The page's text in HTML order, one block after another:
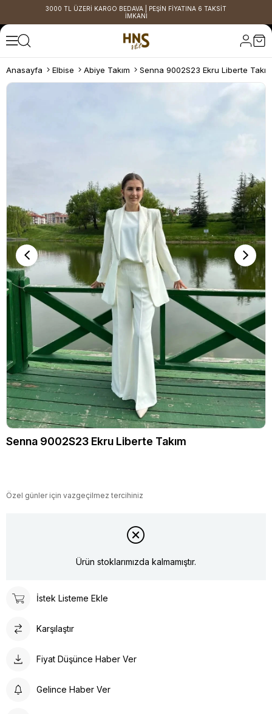
3000 TL ÜZERİ KARGO BEDAVA | PEŞİN FİYATINA 6 TAKSİT
İMKANI
Anasayfa Elbise Abiye Takım Senna 9002S23 Ekru Liberte Takım
Senna 9002S23 Ekru Liberte Takım
Özel günler için vazgeçilmez tercihiniz
Ürün stoklarımızda kalmamıştır.
İstek Listeme Ekle
Karşılaştır
Fiyat Düşünce Haber Ver
Gelince Haber Ver